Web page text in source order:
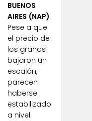
BUENOS
AIRES (NAP)
Pese a que
el precio de
los granos
bajaron un
escalón,
parecen
haberse
estabilizado
a nivel